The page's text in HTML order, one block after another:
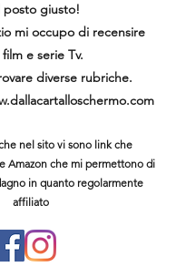
posto giusto!
mi occupo di recensire
e serie Tv.
diverse rubriche.
nel sito vi sono link che
Amazon che mi permettono di
in quanto regolarmente
affiliato